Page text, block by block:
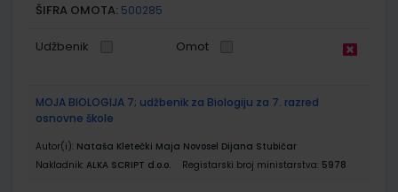
ŠIFRA OMOTA: 500285
Udžbenik Omot
MOJA BIOLOGIJA 7; udžbenik za Biologiju za 7. razred
osnovne škole
Autor(i): Nataša Kletečki Maja Novosel Dijana Stubičar
Nakladnik: ALKA SCRIPT d.o.o. Registarski broj ministarstva: 5978